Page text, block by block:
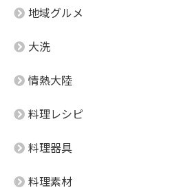
地域グルメ
大洗
情熱大陸
料理レシピ
料理器具
料理素材